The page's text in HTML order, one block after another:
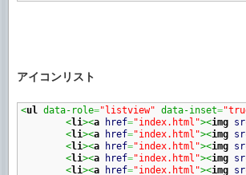
アイコンリスト
<ul data-role="listview" data-inset=
<li><a href="index.html"><img
<li><a href="index.html"><img
<li><a href="index.html"><img
<li><a href="index.html"><img
<li><a href="index.html"><img